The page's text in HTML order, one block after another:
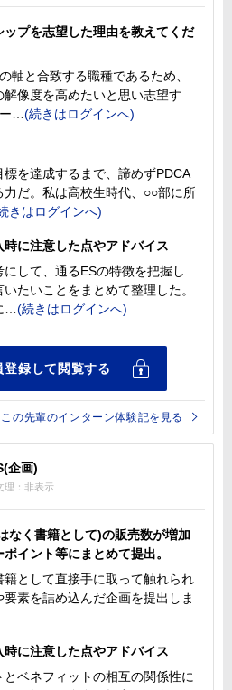
プを志望した理由を教えてくだ
軸と合致する職種であるため、
像度を高めたいと思い志望す
を達成するまで、諦めずPDCA
だ。私は高校生時代、○○部に所
に注意した点やアドバイス
して、通るESの特徴を把握し
たいことをまとめて整理した。
この先輩のインターン体験記を見る
企画)
理：非表示
なく書籍として)の販売数が増加
イント等にまとめて提出。
として直接手に取って触れられ
素を詰め込んだ企画を提出しま
に注意した点やアドバイス
ベネフィットの相互の関係性に